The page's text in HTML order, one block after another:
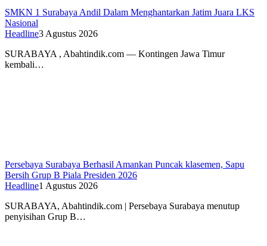
SMKN 1 Surabaya Andil Dalam Menghantarkan Jatim Juara LKS
Nasional
Headline3 Agustus 2026
SURABAYA , Abahtindik.com — Kontingen Jawa Timur
kembali…
Persebaya Surabaya Berhasil Amankan Puncak klasemen, Sapu
Bersih Grup B Piala Presiden 2026
Headline1 Agustus 2026
SURABAYA, Abahtindik.com | Persebaya Surabaya menutup
penyisihan Grup B…